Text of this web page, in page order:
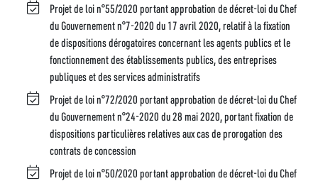
Projet de loi n°55/2020 portant approbation de décret-loi du Chef
du Gouvernement n°7-2020 du 17 avril 2020, relatif à la fixation
de dispositions dérogatoires concernant les agents publics et le
fonctionnement des établissements publics, des entreprises
publiques et des services administratifs
Projet de loi n°72/2020 portant approbation de décret-loi du Chef
du Gouvernement n°24-2020 du 28 mai 2020, portant fixation de
dispositions particulières relatives aux cas de prorogation des
contrats de concession
Projet de loi n°50/2020 portant approbation de décret-loi du Chef